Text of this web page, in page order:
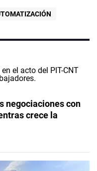
negociaciones con
crece la